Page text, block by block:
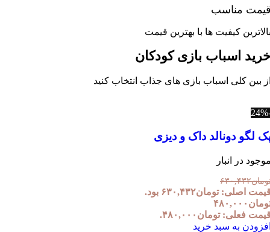
مناسب
کیفیت ها با بهترین قیمت
اسباب بازی کودکان
بین کلی اسباب بازی های جذاب انتخاب کنید
-
لگو دونالد داک و دیزی
در انبار
۶۳۰,۴۳۲
اصلی: تومان۶۳۰,۴۳۲ بود.
۴۸۰,۰۰۰
فعلی: تومان۴۸۰,۰۰۰.
به سبد خرید